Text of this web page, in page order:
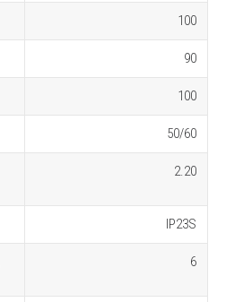
100
90
100
50/60
2.20
IP23S
6